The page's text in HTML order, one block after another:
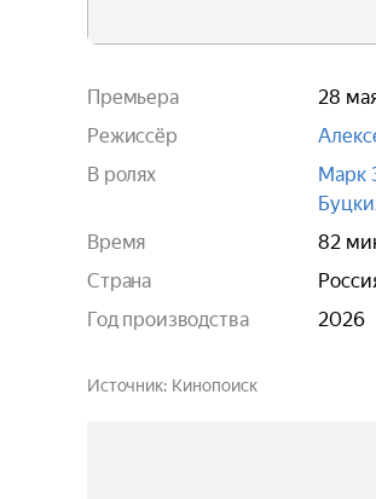
Премьера
28
Режиссёр
В ролях
Марк
Время
82
Страна
Год производства
2026
Источник Кинопоиск